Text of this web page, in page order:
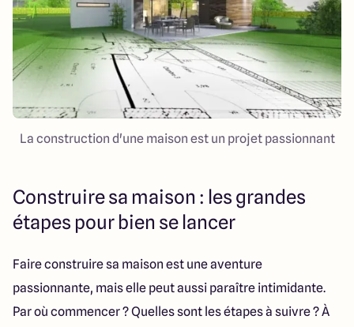
La construction d'une maison est un projet passionnant
Construire sa maison : les grandes
étapes pour bien se lancer
Faire construire sa maison est une aventure
passionnante, mais elle peut aussi paraître intimidante.
Par où commencer ? Quelles sont les étapes à suivre ? À